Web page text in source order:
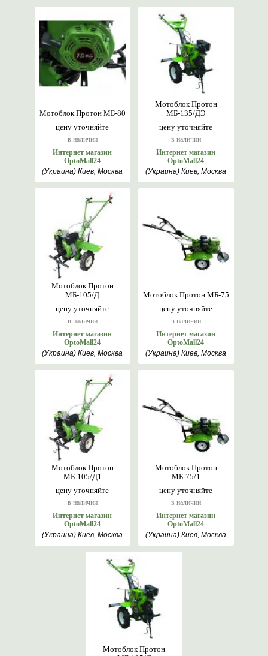
цену уточняйте
в наличии
Мотоблок Протон МБ-80
Интернет магазин
OptoMall24
(Украина) Киев, Москва
цену уточняйте
в наличии
Мотоблок Протон
МБ-135/ДЭ
Интернет магазин
OptoMall24
(Украина) Киев, Москва
цену уточняйте
в наличии
Мотоблок Протон
МБ-105/Д
Интернет магазин
OptoMall24
(Украина) Киев, Москва
цену уточняйте
в наличии
Мотоблок Протон МБ-75
Интернет магазин
OptoMall24
(Украина) Киев, Москва
цену уточняйте
в наличии
Мотоблок Протон
МБ-105/Д1
Интернет магазин
OptoMall24
(Украина) Киев, Москва
цену уточняйте
в наличии
Мотоблок Протон
МБ-75/1
Интернет магазин
OptoMall24
(Украина) Киев, Москва
Мотоблок Протон